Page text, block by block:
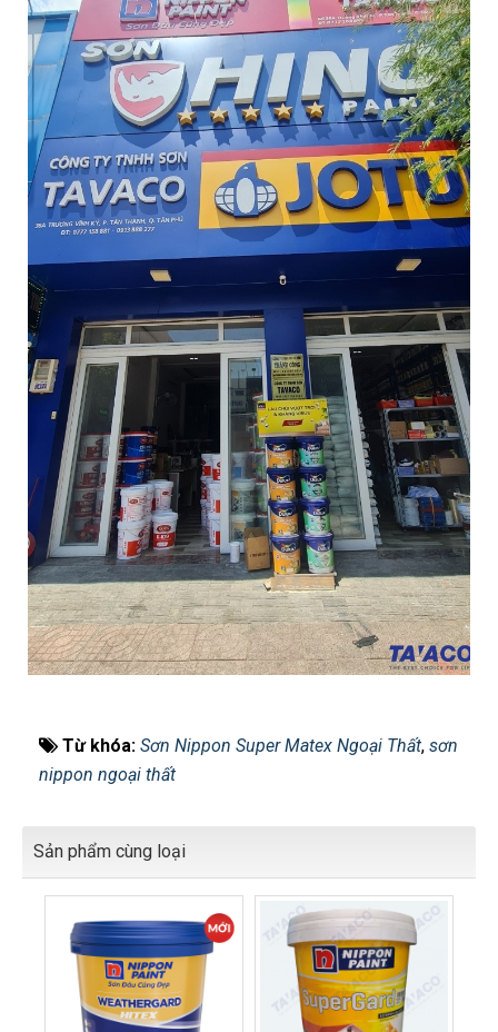
Từ khóa: Sơn Nippon Super Matex Ngoại Thất, sơn
nippon ngoại thất
Sản phẩm cùng loại